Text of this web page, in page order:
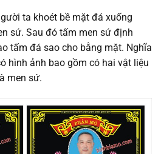
ta khoét bề mặt đá xuống
sứ. Sau đó tấm men sứ định
tấm đá sao cho bằng mặt. Nghĩa
hình ảnh bao gồm có hai vật liệu
men sứ.